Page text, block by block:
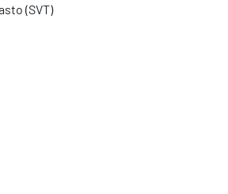
(SVT)